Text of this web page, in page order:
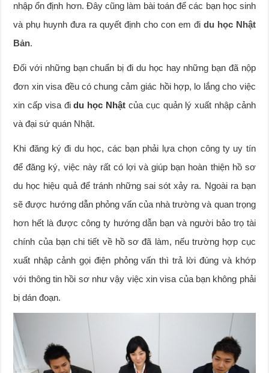
nhập ổn định hơn. Đây cũng làm bài toán để các bạn học sinh
và phụ huynh đưa ra quyết định cho con em đi du học Nhật
Bản.
Đối với những bạn chuẩn bị đi du học hay những bạn đã nộp
đơn xin visa đều có chung cảm giác hồi hợp, lo lắng cho việc
xin cấp visa đidu học Nhật của cục quản lý xuất nhập cảnh
và đại sứ quán Nhật.
Khi đăng ký đi du học, các bạn phải lựa chọn công ty uy tín
để đăng ký, việc này rất có lợi và giúp bạn hoàn thiện hồ sơ
du học hiệu quả để tránh những sai sót xảy ra. Ngoài ra bạn
sẽ được hướng dẫn phỏng vấn của nhà trường và quan trọng
hơn hết là được công ty hướng dẫn bạn và người bảo trọ tài
chính của bạn chi tiết về hồ sơ đã làm, nếu trường hợp cục
xuất nhập cảnh gọi điện phỏng vấn thì trả lời đúng và khớp
với thông tin hồi sơ như vậy việc xin visa của bạn không phải
bị dán đoạn.